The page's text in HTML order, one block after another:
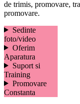
de trimis, promovare,
promovare.
Sedinte
foto/video
Oferim
Aparatura
Suport si
Training
Promovare
Constanta